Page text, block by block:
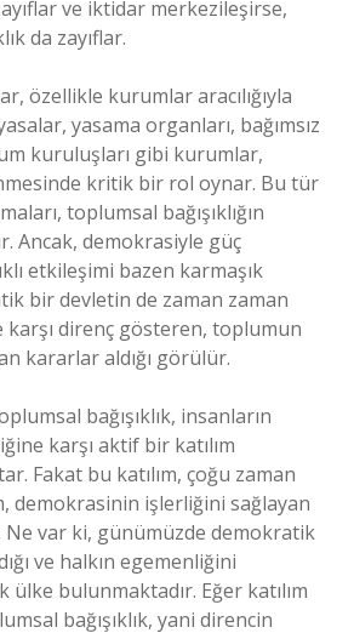
ve iktidar merkezileşirse,
da zayıflar.
özellikle kurumlar aracılığıyla
yasama organları, bağımsız
kuruluşları gibi kurumlar,
kritik bir rol oynar. Bu tür
toplumsal bağışıklığın
Ancak, demokrasiyle güç
etkileşimi bazen karmaşık
bir devletin de zaman zaman
karşı direnç gösteren, toplumun
kararlar aldığı görülür.
bağışıklık, insanların
karşı aktif bir katılım
Fakat bu katılım, çoğu zaman
demokrasinin işlerliğini sağlayan
var ki, günümüzde demokratik
ve halkın egemenliğini
bulunmaktadır. Eğer katılım
bağışıklık, yani direncin